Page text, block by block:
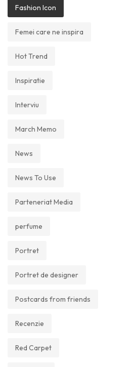
Fashion Icon
Femei care ne inspira
Hot Trend
Inspiratie
Interviu
March Memo
News
News To Use
Parteneriat Media
perfume
Portret
Portret de designer
Postcards from friends
Recenzie
Red Carpet